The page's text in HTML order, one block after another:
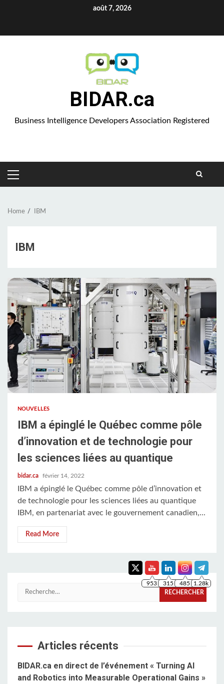
août 7, 2026
BIDAR.ca
Business Intelligence Developers Association Registered
PRIMARY
MENU
Home IBM
IBM
NOUVELLES
IBM a épinglé le Québec comme pôle
d’innovation et de technologie pour
les sciences liées au quantique
bidar.ca février 14, 2022
IBM a épinglé le Québec comme pôle d’innovation et
de technologie pour les sciences liées au quantique
IBM, en partenariat avec le gouvernement canadien,...
Read More
Rechercher :
Articles récents
BIDAR.ca en direct de l’événement « Turning AI
and Robotics into Measurable Operational Gains »